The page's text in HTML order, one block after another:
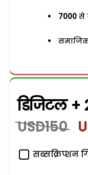
7000 से
डिजिटल +
USD150
सब्सक्रिप्शन